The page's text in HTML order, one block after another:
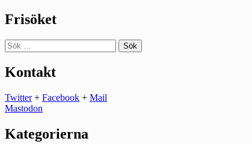
Frisöket
Sök
efter:
Kontakt
Twitter+ Facebook + Mail
Mastodon
Kategorierna